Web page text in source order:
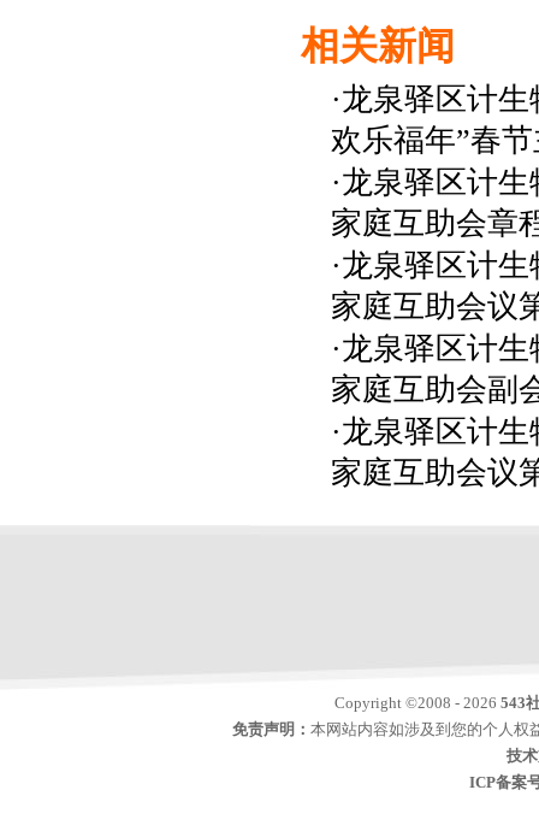
相关新闻
·龙泉驿区计
欢乐福年”春
·龙泉驿区计
家庭互助会章
·龙泉驿区计
家庭互助会议
·龙泉驿区计
家庭互助会副
·龙泉驿区计
家庭互助会议
Copyright ©2008 - 2026 543
免责声明： 本网站内容如涉及到您的个人权
技
ICP备案